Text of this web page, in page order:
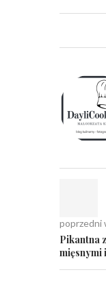
poprzedni
Pikantna
mięsnymi